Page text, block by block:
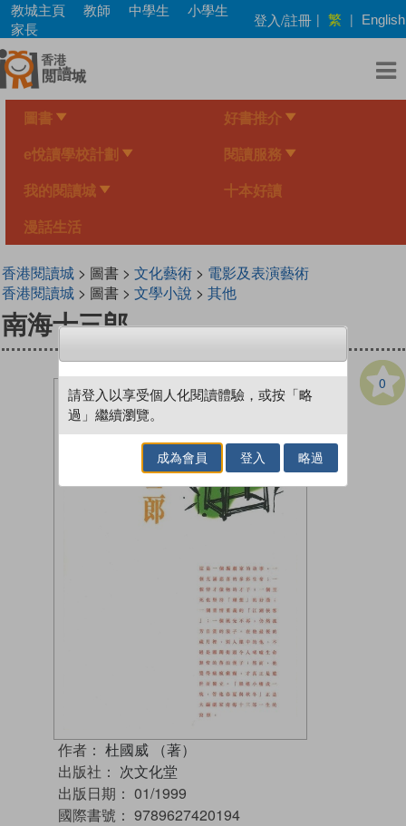
Skip
main
content
教城主頁 教師 中學生
小學生
家長
登入/註冊 | 繁 | English
圖書 好書推介
e悅讀學校計劃 閱讀服務
我的閱讀城 十本好讀
漫話生活
香港閱讀城> 圖書 > 文化藝術> 電影及表演藝術
香港閱讀城> 圖書 > 文學小說 > 其他
南海十三郎
0
作者： 杜國威 （著）
出版社： 次文化堂
出版日期： 01/1999
國際書號： 9789627420194
請登入以享受個人化閱讀體驗，或按「略
過」繼續瀏覽。
成為會員 登入 略過